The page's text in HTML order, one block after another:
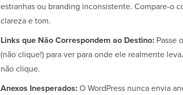
estranhas ou branding inconsistente. Compare-o
clareza e tom.
Links que Não Correspondem ao Destino: Passe
(não clique!) para ver para onde ele realmente
não clique.
Anexos Inesperados:O WordPress nunca envia